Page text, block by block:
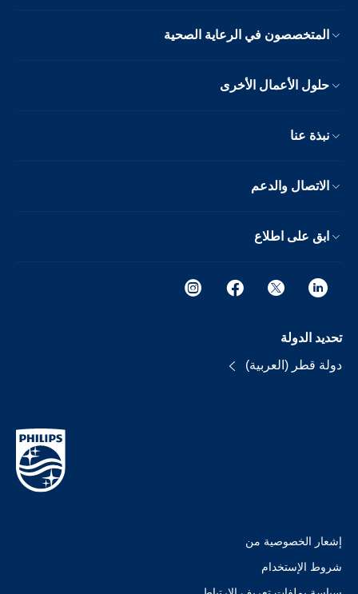
المتخصصون في الرعاية الصحية
حلول الأعمال الأخرى
نبذة عنا
الاتصال والدعم
ابق على اطلاع
تحديد الدولة
دولة قطر (العربية)
إشعار الخصوصية من
شروط الإستخدام